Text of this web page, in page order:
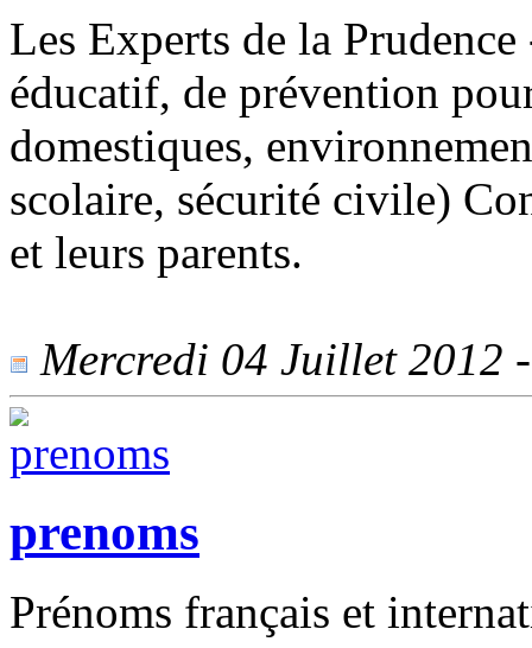
Les Experts de la
éducatif, de prévention
domestiques,
scolaire, sécurité civile)
et leurs parents.
Mercredi 04 Juillet 2012
prenoms
Prénoms français et